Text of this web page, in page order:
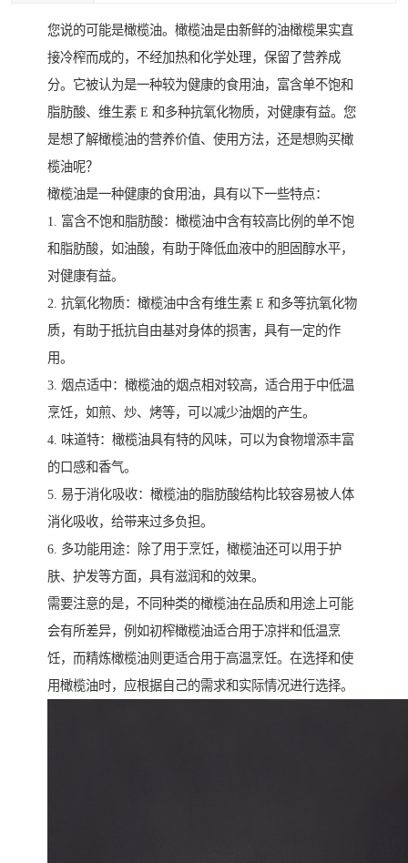
您说的可能是橄榄油。橄榄油是由新鲜的油橄榄果实直
接冷榨而成的，不经加热和化学处理，保留了营养成
分。它被认为是一种较为健康的食用油，富含单不饱和
脂肪酸、维生素 E 和多种抗氧化物质，对健康有益。您
是想了解橄榄油的营养价值、使用方法，还是想购买橄
榄油呢？
橄榄油是一种健康的食用油，具有以下一些特点：
1. 富含不饱和脂肪酸：橄榄油中含有较高比例的单不饱
和脂肪酸，如油酸，有助于降低血液中的胆固醇水平，
对健康有益。
2. 抗氧化物质：橄榄油中含有维生素 E 和多等抗氧化物
质，有助于抵抗自由基对身体的损害，具有一定的作
用。
3. 烟点适中：橄榄油的烟点相对较高，适合用于中低温
烹饪，如煎、炒、烤等，可以减少油烟的产生。
4. 味道特：橄榄油具有特的风味，可以为食物增添丰富
的口感和香气。
5. 易于消化吸收：橄榄油的脂肪酸结构比较容易被人体
消化吸收，给带来过多负担。
6. 多功能用途：除了用于烹饪，橄榄油还可以用于护
肤、护发等方面，具有滋润和的效果。
需要注意的是，不同种类的橄榄油在品质和用途上可能
会有所差异，例如初榨橄榄油适合用于凉拌和低温烹
饪，而精炼橄榄油则更适合用于高温烹饪。在选择和使
用橄榄油时，应根据自己的需求和实际情况进行选择。